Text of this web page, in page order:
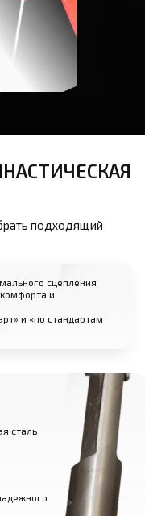
подходящий
сцепления
и
и «по стандартам
сталь